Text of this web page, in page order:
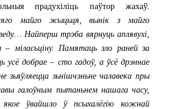
прадухіліць паўтор жахаў.
майго жыцьця, вынік з майго
Найперш трэба вярнуць аплявухі,
міласьціну. Памятаць зло раней за
усё добрае – сто гадоў, а ўсё дрэннае
зьяўляецца зьнішчэньне чалавека пры
галоўным пытаньнем нашага часу,
ўвайшло ў псыхалёгію кожнай